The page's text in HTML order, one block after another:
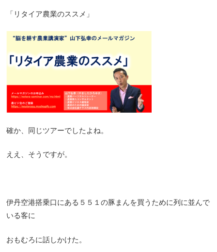
「リタイア農業のススメ」
確か、同じツアーでしたよね。
ええ、そうですが。
伊丹空港搭乗口にある５５１の豚まんを買うために列に並んで
いる客に
おもむろに話しかけた。